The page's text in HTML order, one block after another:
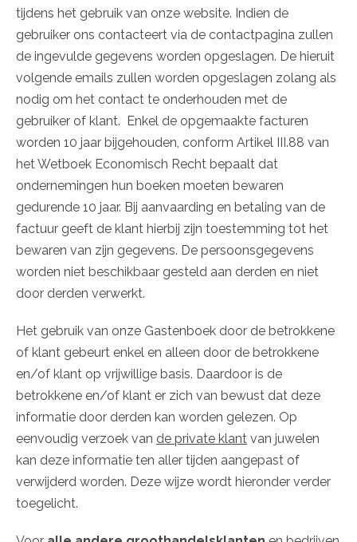
tijdens het gebruik van onze website. Indien de
gebruiker ons contacteert via de contactpagina zullen
de ingevulde gegevens worden opgeslagen. De hieruit
volgende emails zullen worden opgeslagen zolang als
nodig om het contact te onderhouden met de
gebruiker of klant. Enkel de opgemaakte facturen
worden 10 jaar bijgehouden, conform Artikel III.88 van
het Wetboek Economisch Recht bepaalt dat
ondernemingen hun boeken moeten bewaren
gedurende 10 jaar. Bij aanvaarding en betaling van de
factuur geeft de klant hierbij zijn toestemming tot het
bewaren van zijn gegevens. De persoonsgegevens
worden niet beschikbaar gesteld aan derden en niet
door derden verwerkt.
Het gebruik van onze Gastenboek door de betrokkene
of klant gebeurt enkel en alleen door de betrokkene
en/of klant op vrijwillige basis. Daardoor is de
betrokkene en/of klant er zich van bewust dat deze
informatie door derden kan worden gelezen. Op
eenvoudig verzoek van de private klant van juwelen
kan deze informatie ten aller tijden aangepast of
verwijderd worden. Deze wijze wordt hieronder verder
toegelicht.